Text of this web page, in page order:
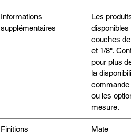
Informations
supplémentaires
Les
disponibles
couches
et 1/8".
pour plus
la
ou les
mesure.
Finitions Mate